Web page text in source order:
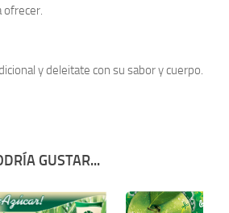
ofrecer.
y deleitate con su sabor y cuerpo.
GUSTAR...